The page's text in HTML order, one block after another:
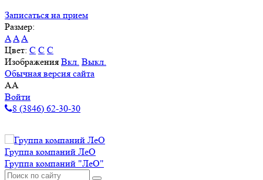
Записаться на прием
Размер:
AAA
Цвет: C C C
Изображения Вкл. Выкл.
Обычная версия сайта
AA
Войти
8 (3846) 62-30-30
Группа компаний ЛеО
Группа компаний "ЛеО"